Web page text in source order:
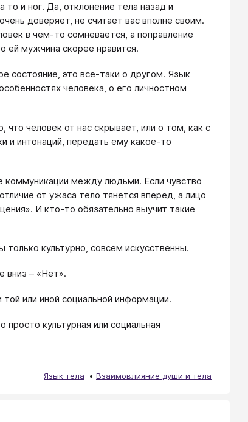
и ног. Да, отклонение тела назад и
доверяет, не считает вас вполне своим.
в чем-то сомневается, а поправление
ей мужчина скорее нравится.
состояние, это все-таки о другом. Язык
человека, о его личностном
человек от нас скрывает, или о том, как с
и интонаций, передать ему какое-то
коммуникации между людьми. Если чувство
от ужаса тело тянется вперед, а лицо
И кто-то обязательно выучит такие
культурно, совсем искусственны.
вниз – «Нет».
или иной социальной информации.
культурная или социальная
Язык тела Взаимовлияние души и тела